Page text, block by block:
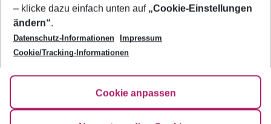
AGB
Bestpreisgarantie
Cookie-Einstellungen ändern
Cookie-Richtlinie
Impressum
Agenturbetreuung
Barrierefreies Reisen
FAQ
HanseMerkur Reiseversicherung
Hilfe & Kontakt
Folge uns
– klicke dazu einfach unten auf „Cookie-Einstellungen
ändern“.
Datenschutz-Informationen
Impressum
Cookie/Tracking-Informationen
Cookie anpassen